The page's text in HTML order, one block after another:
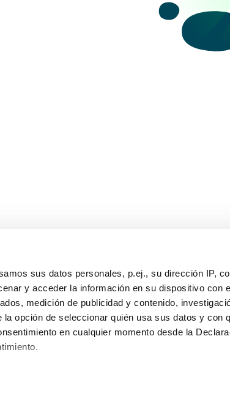
sus datos personales, p.ej., su dirección IP,
y acceder la información en su dispositivo con
medición de publicidad y contenido,
opción de seleccionar quién usa sus datos y con
en cualquier momento desde la